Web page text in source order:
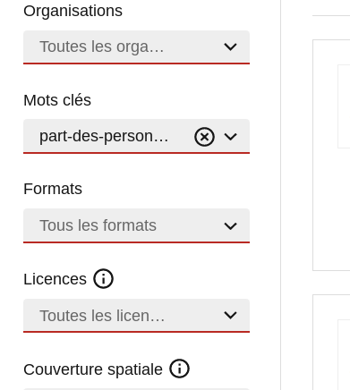
Organisations
Toutes les organisations
Mots clés
part-des-personnes-etrangeres
Formats
Tous les formats
Licences
Toutes les licences
Couverture spatiale